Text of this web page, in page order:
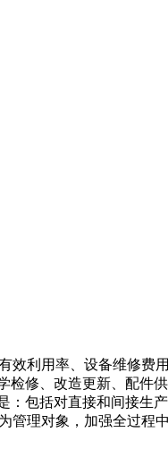
利用率、设备维修费
检修、改造更新、配件
包括对直接和间接生
理对象，加强全过程